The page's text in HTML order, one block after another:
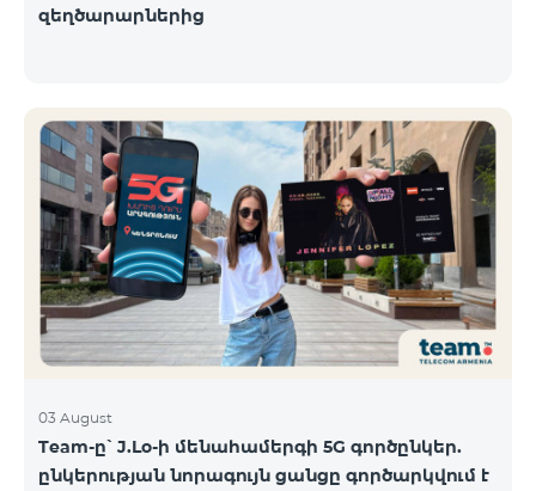
զեղծարարներից
03 August
Team-ը՝ J.Lo-ի մենահամերգի 5G գործընկեր.
ընկերության նորագույն ցանցը գործարկվում է